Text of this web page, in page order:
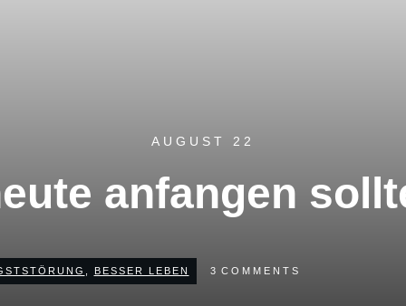
AUGUST 22
anfangen
BESSER LEBEN 3 COMMENTS